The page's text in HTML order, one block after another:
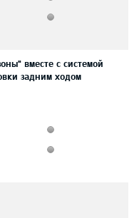
вместе с системой
задним ходом